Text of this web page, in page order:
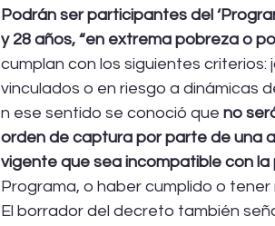
Podrán ser participantes del
y 28 años, “en extrema pobreza o
cumplan con los siguientes
vinculados o en riesgo a dinámicas
n ese sentido se conoció que no
orden de captura por parte de una
vigente que sea incompatible con
Programa, o haber cumplido o tener
El borrador del decreto también